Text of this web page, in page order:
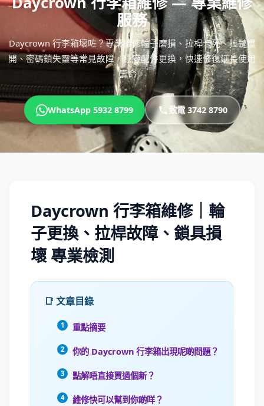
服務
Daycrown 行李箱壞咗？專業維修輪子磨損、拉桿卡死、拉鏈爆
開、密碼鎖失靈等常見故障，原廠配件更換，快速修復延長使用
壽命。
WhatsApp 5932 8799 致電 3742 8790
Daycrown 行李箱維修｜輪
子更換、拉桿故障、鎖具損
壞 專業檢測
📑 文章目錄
重點摘要
你的 Daycrown 行李箱出現呢啲問題？
點解唔直接買過個新？
維修快可以幫到你啲咩？